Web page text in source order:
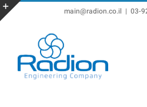
|
main@radion.co.il